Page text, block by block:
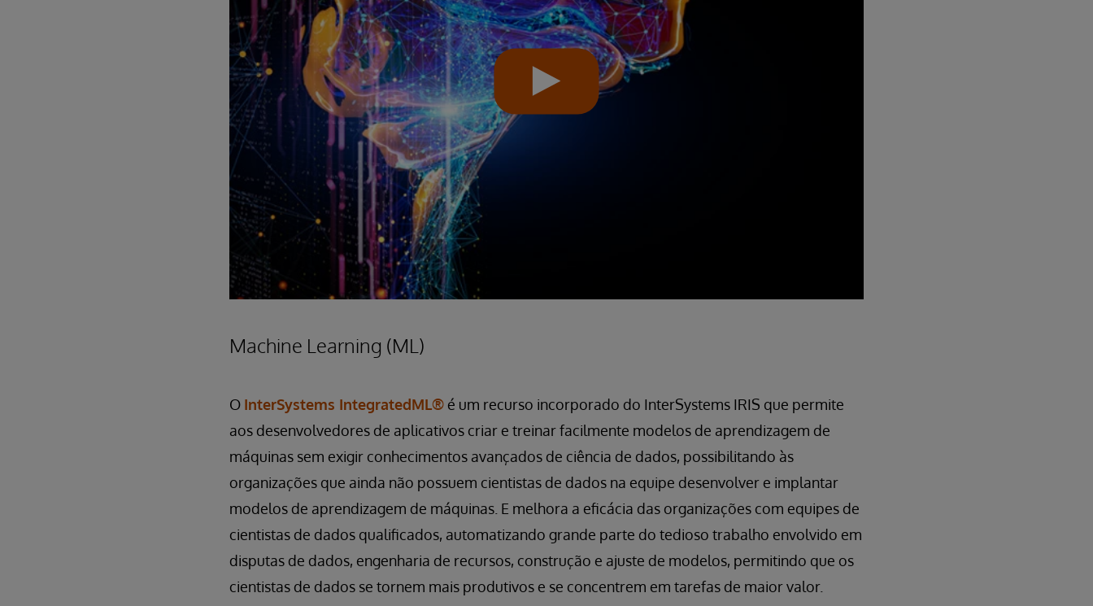
Machine Learning (ML)
O InterSystems IntegratedML® é um recurso incorporado do InterSystems IRIS que permite
aos desenvolvedores de aplicativos criar e treinar facilmente modelos de aprendizagem de
máquinas sem exigir conhecimentos avançados de ciência de dados, possibilitando às
organizações que ainda não possuem cientistas de dados na equipe desenvolver e implantar
modelos de aprendizagem de máquinas. E melhora a eficácia das organizações com equipes de
cientistas de dados qualificados, automatizando grande parte do tedioso trabalho envolvido em
disputas de dados, engenharia de recursos, construção e ajuste de modelos, permitindo que os
cientistas de dados se tornem mais produtivos e se concentrem em tarefas de maior valor.